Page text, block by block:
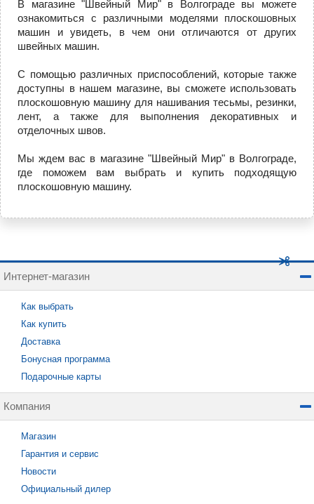
В магазине "Швейный Мир" в Волгограде вы можете
ознакомиться с различными моделями плоскошовных
машин и увидеть, в чем они отличаются от других
швейных машин.
С помощью различных приспособлений, которые также
доступны в нашем магазине, вы сможете использовать
плоскошовную машину для нашивания тесьмы, резинки,
лент, а также для выполнения декоративных и
отделочных швов.
Мы ждем вас в магазине "Швейный Мир" в Волгограде,
где поможем вам выбрать и купить подходящую
плоскошовную машину.
Интернет-магазин
Как выбрать
Как купить
Доставка
Бонусная программа
Подарочные карты
Компания
Магазин
Гарантия и сервис
Новости
Официальный дилер